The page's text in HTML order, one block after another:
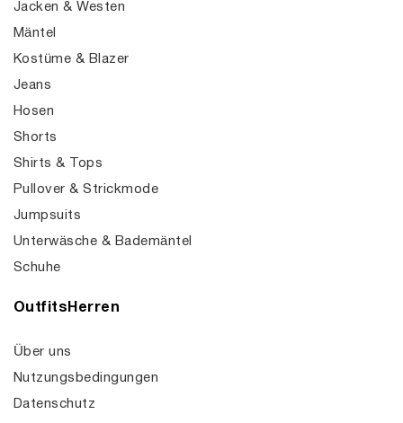
Jacken & Westen
Mäntel
Kostüme & Blazer
Jeans
Hosen
Shorts
Shirts & Tops
Pullover & Strickmode
Jumpsuits
Unterwäsche & Bademäntel
Schuhe
OutfitsHerren
Über uns
Nutzungsbedingungen
Datenschutz